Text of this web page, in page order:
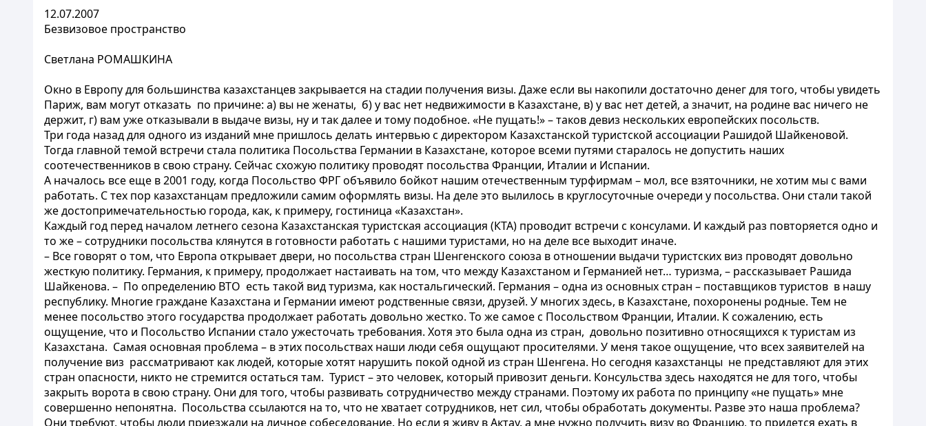
12.07.2007
Безвизовое пространство
Светлана РОМАШКИНА
Окно в Европу для большинства казахстанцев закрывается на стадии получения визы. Даже если вы накопили достаточно денег для того, чтобы увидеть
Париж, вам могут отказать по причине: а) вы не женаты, б) у вас нет недвижимости в Казахстане, в) у вас нет детей, а значит, на родине вас ничего не
держит, г) вам уже отказывали в выдаче визы, ну и так далее и тому подобное. «Не пущать!» – таков девиз нескольких европейских посольств.
Три года назад для одного из изданий мне пришлось делать интервью с директором Казахстанской туристской ассоциации Рашидой Шайкеновой.
Тогда главной темой встречи стала политика Посольства Германии в Казахстане, которое всеми путями старалось не допустить наших
соотечественников в свою страну. Сейчас схожую политику проводят посольства Франции, Италии и Испании.
А началось все еще в 2001 году, когда Посольство ФРГ объявило бойкот нашим отечественным турфирмам – мол, все взяточники, не хотим мы с вами
работать. С тех пор казахстанцам предложили самим оформлять визы. На деле это вылилось в круглосуточные очереди у посольства. Они стали такой
же достопримечательностью города, как, к примеру, гостиница «Казахстан».
Каждый год перед началом летнего сезона Казахстанская туристская ассоциация (КТА) проводит встречи с консулами. И каждый раз повторяется одно и
то же – сотрудники посольства клянутся в готовности работать с нашими туристами, но на деле все выходит иначе.
– Все говорят о том, что Европа открывает двери, но посольства стран Шенгенского союза в отношении выдачи туристских виз проводят довольно
жесткую политику. Германия, к примеру, продолжает настаивать на том, что между Казахстаном и Германией нет… туризма, – рассказывает Рашида
Шайкенова. – По определению ВТО есть такой вид туризма, как ностальгический. Германия – одна из основных стран – поставщиков туристов в нашу
республику. Многие граждане Казахстана и Германии имеют родственные связи, друзей. У многих здесь, в Казахстане, похоронены родные. Тем не
менее посольство этого государства продолжает работать довольно жестко. То же самое с Посольством Франции, Италии. К сожалению, есть
ощущение, что и Посольство Испании стало ужесточать требования. Хотя это была одна из стран, довольно позитивно относящихся к туристам из
Казахстана. Самая основная проблема – в этих посольствах наши люди себя ощущают просителями. У меня такое ощущение, что всех заявителей на
получение виз рассматривают как людей, которые хотят нарушить покой одной из стран Шенгена. Но сегодня казахстанцы не представляют для этих
стран опасности, никто не стремится остаться там. Турист – это человек, который привозит деньги. Консульства здесь находятся не для того, чтобы
закрыть ворота в свою страну. Они для того, чтобы развивать сотрудничество между странами. Поэтому их работа по принципу «не пущать» мне
совершенно непонятна. Посольства ссылаются на то, что не хватает сотрудников, нет сил, чтобы обработать документы. Разве это наша проблема?
Они требуют, чтобы люди приезжали на личное собеседование. Но если я живу в Актау, а мне нужно получить визу во Францию, то придется ехать в